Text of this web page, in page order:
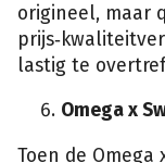
origineel, maar
lastig te
Omega x
Toen de